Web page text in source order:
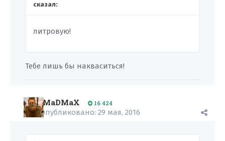
сказал:
литровую!
Тебе лишь бы накваситься!
MaDMaX 16 424
Опубликовано: 29 мая, 2016